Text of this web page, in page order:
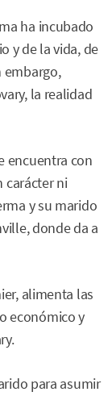
ha incubado
y de la vida, de
embargo,
la realidad
encuentra con
carácter ni
y su marido
donde da a
alimenta las
económico y
para asumir